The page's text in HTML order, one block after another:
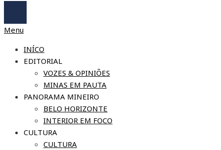
Menu
INÍCO
EDITORIAL
VOZES & OPINIÕES
MINAS EM PAUTA
PANORAMA MINEIRO
BELO HORIZONTE
INTERIOR EM FOCO
CULTURA
CULTURA